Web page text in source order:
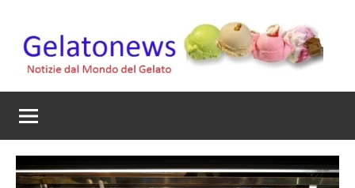
contenuto
Gelato
News
mondo
del
artigianale